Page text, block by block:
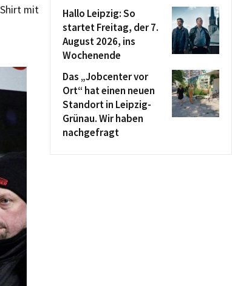
mit
Hallo Leipzig: So
startet Freitag, der 7.
August 2026, ins
Wochenende
Das „Jobcenter vor
Ort“ hat einen neuen
Standort in Leipzig-
Grünau. Wir haben
nachgefragt